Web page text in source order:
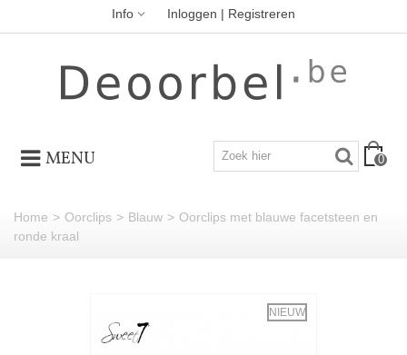
Info Inloggen | Registreren
MENU 0
Home > Oorclips > Blauw > Oorclips met blauwe facetsteen en
ronde kraal
NIEUW